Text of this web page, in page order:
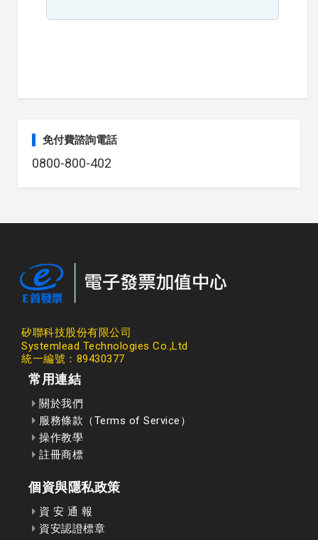
免付費諮詢電話
0800-800-402
矽聯科技股份有限公司
Systemlead Technologies Co.,Ltd
統一編號：89430377
常用連結
關於我們
服務條款（Terms of Service）
操作教學
註冊商標
個資與隱私政策
資 安 通 報
資安認證標章